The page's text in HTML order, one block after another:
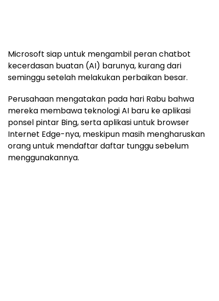
Microsoft siap untuk mengambil peran chatbot
kecerdasan buatan (AI) barunya, kurang dari
seminggu setelah melakukan perbaikan besar.
Perusahaan mengatakan pada hari Rabu bahwa
mereka membawa teknologi AI baru ke aplikasi
ponsel pintar Bing, serta aplikasi untuk browser
Internet Edge-nya, meskipun masih mengharuskan
orang untuk mendaftar daftar tunggu sebelum
menggunakannya.